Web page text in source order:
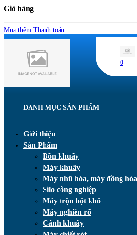
Giỏ hàng
Mua thêm Thanh toán
0
DANH MỤC SẢN PHẨM
Giới thiệu
Sản Phẩm
Bồn khuấy
Máy khuấy
Máy nhũ hóa, máy đồng hóa
Silo công nghiệp
Máy trộn bột khô
Máy nghiền rổ
Cánh khuấy